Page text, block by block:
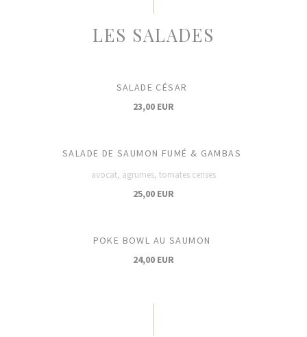
LES SALADES
SALADE CÉSAR
23,00 EUR
SALADE DE SAUMON FUMÉ & GAMBAS
avocat, agrumes, tomates cerises
25,00 EUR
POKE BOWL AU SAUMON
24,00 EUR